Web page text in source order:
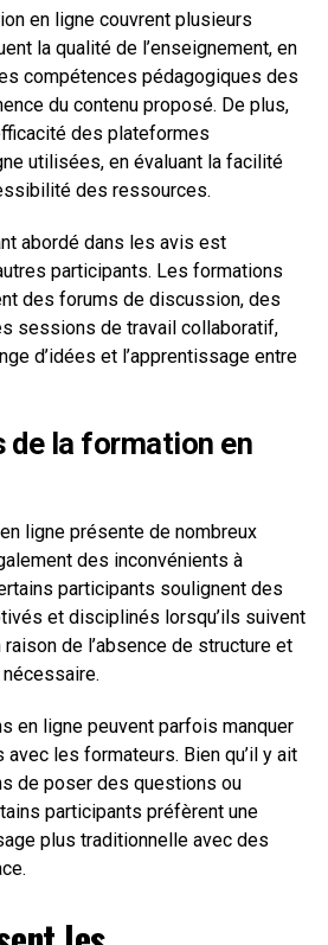
en ligne couvrent plusieurs
la qualité de l’enseignement, en
compétences pédagogiques des
du contenu proposé. De plus,
des plateformes
utilisées, en évaluant la facilité
des ressources.
abordé dans les avis est
participants. Les formations
des forums de discussion, des
sessions de travail collaboratif,
d’idées et l’apprentissage entre
de la formation en
ligne présente de nombreux
des inconvénients à
participants soulignent des
et disciplinés lorsqu’ils suivent
de l’absence de structure et
en ligne peuvent parfois manquer
avec les formateurs. Bien qu’il y ait
de poser des questions ou
participants préfèrent une
plus traditionnelle avec des